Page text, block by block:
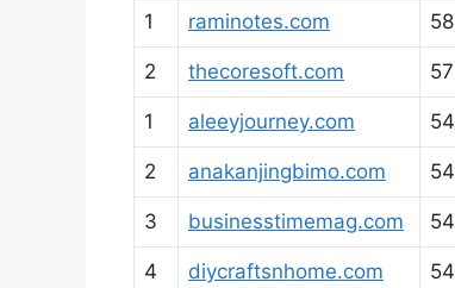
1 raminotes.com 58
2 thecoresoft.com 57
1 aleeyjourney.com 54
2 anakanjingbimo.com 54
3 businesstimemag.com 54
4 diycraftsnhome.com 54